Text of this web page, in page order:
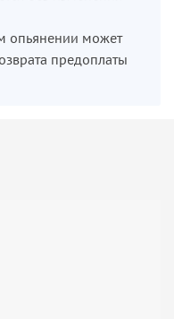
опьянении может
предоплаты